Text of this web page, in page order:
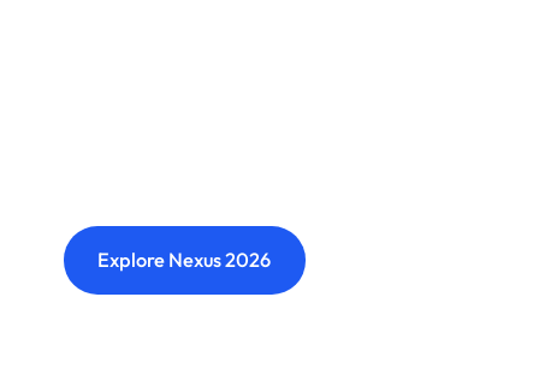
Explore Nexus 2026